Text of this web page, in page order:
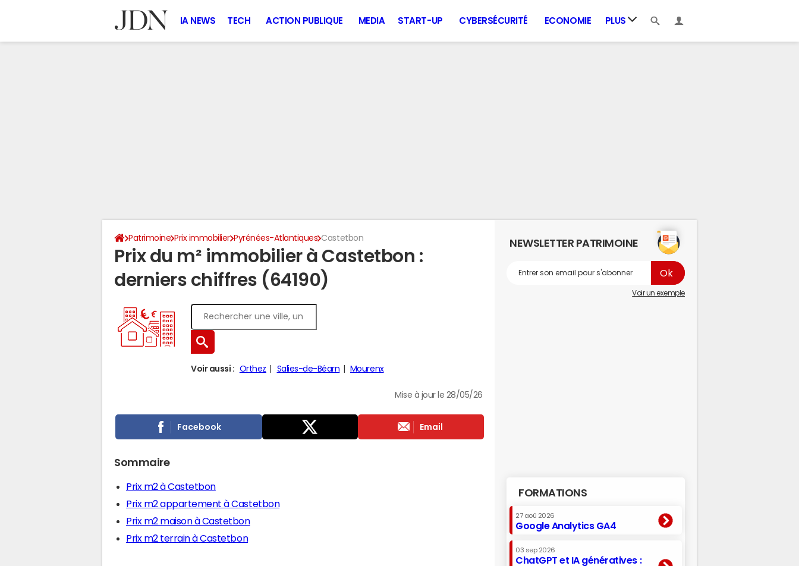
IA NEWS TECH ACTION PUBLIQUE MEDIA START-UP CYBERSÉCURITÉ ECONOMIE PLUS
Patrimoine Prix immobilier Pyrénées-Atlantiques Castetbon
Prix du m² immobilier à Castetbon :
derniers chiffres (64190)
Voir aussi : Orthez Salies-de-Béarn Mourenx
Mise à jour le 28/05/26
Facebook Email
Sommaire
Prix m2 à Castetbon
Prix m2 appartement à Castetbon
Prix m2 maison à Castetbon
Prix m2 terrain à Castetbon
NEWSLETTER PATRIMOINE
Voir un exemple
FORMATIONS
27 aoû 2026
Google Analytics GA4
03 sep 2026
ChatGPT et IA génératives :